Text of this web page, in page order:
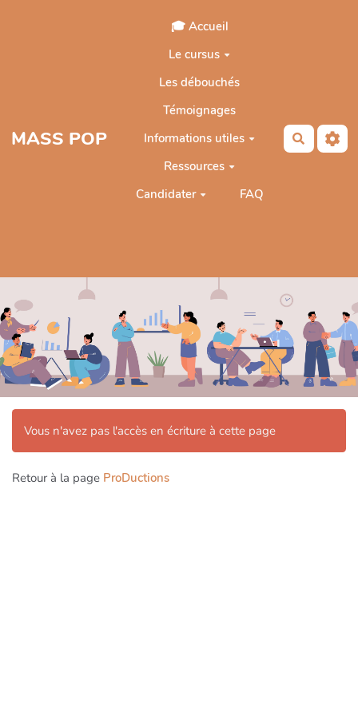
MASS POP
🎓 Accueil
Le cursus
Les débouchés
Témoignages
Informations utiles
Ressources
Candidater
FAQ
Vous n'avez pas l'accès en écriture à cette page
Retour à la page ProDuctions